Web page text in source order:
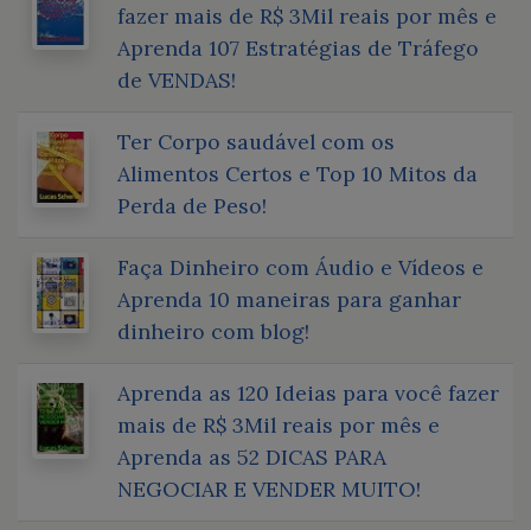
fazer mais de R$ 3Mil reais por mês e
Aprenda 107 Estratégias de Tráfego
de VENDAS!
Ter Corpo saudável com os
Alimentos Certos e Top 10 Mitos da
Perda de Peso!
Faça Dinheiro com Áudio e Vídeos e
Aprenda 10 maneiras para ganhar
dinheiro com blog!
Aprenda as 120 Ideias para você fazer
mais de R$ 3Mil reais por mês e
Aprenda as 52 DICAS PARA
NEGOCIAR E VENDER MUITO!